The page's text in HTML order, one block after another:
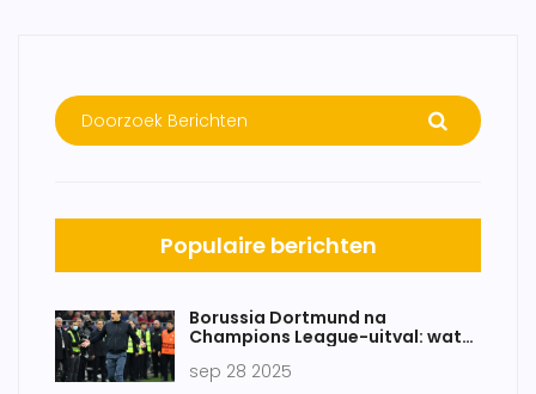
Populaire berichten
Borussia Dortmund na
Champions League-uitval: wat
sep 28 2025